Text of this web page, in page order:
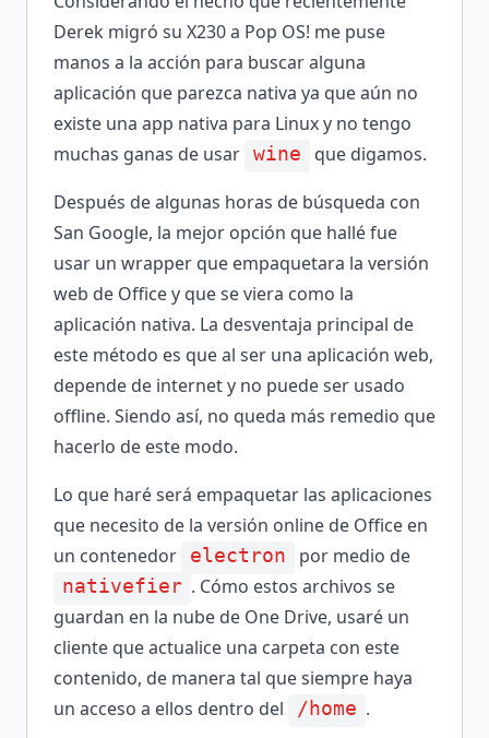
Derek migró su X230 a Pop OS! me puse
manos a la acción para buscar alguna
aplicación que parezca nativa ya que aún no
existe una app nativa para Linux y no tengo
muchas ganas de usar wine
que digamos.
Después de algunas horas de búsqueda con
San Google, la mejor opción que hallé fue
usar un wrapper que empaquetara la versión
web de Office y que se viera como la
aplicación nativa. La desventaja principal de
este método es que al ser una aplicación web,
depende de internet y no puede ser usado
offline. Siendo así, no queda más remedio que
hacerlo de este modo.
Lo que haré será empaquetar las aplicaciones
que necesito de la versión online de Office en
un contenedor
electron por medio de
nativefier . Cómo estos archivos se
guardan en la nube de One Drive, usaré un
cliente que actualice una carpeta con este
contenido, de manera tal que siempre haya
un acceso a ellos dentro del
/home .